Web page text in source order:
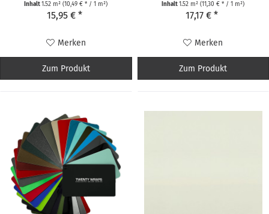
Inhalt1.52 m²(10,49 € * / 1 m²)
15,95 € *
Merken
Zum Produkt
Inhalt1.52 m²(11,30 € * / 1 m²)
17,17 € *
Merken
Zum Produkt